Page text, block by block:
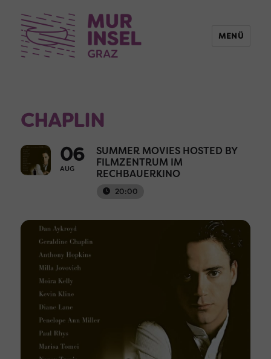
MENÜ
CHAPLIN
06
AUG
SUMMER MOVIES HOSTED BY
FILMZENTRUM IM
RECHBAUERKINO
20:00